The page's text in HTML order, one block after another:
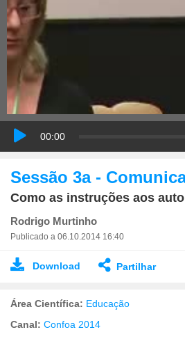
00:00
Sessão 3a -
Como as instruções aos
Rodrigo Murtinho
Publicado a 06.10.2014 16:40
Download Partilhar
Área Científica: Educação
Canal: Confoa 2014